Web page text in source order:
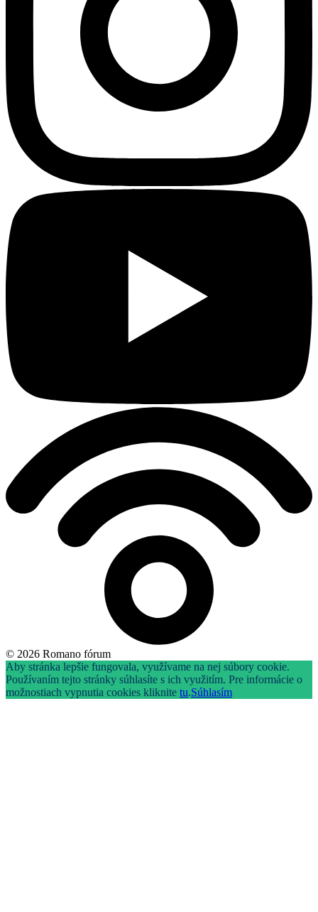
© 2026 Romano fórum
Aby stránka lepšie fungovala, využívame na nej súbory cookie.
Používaním tejto stránky súhlasíte s ich využitím. Pre informácie o
možnostiach vypnutia cookies kliknite tu.Súhlasím